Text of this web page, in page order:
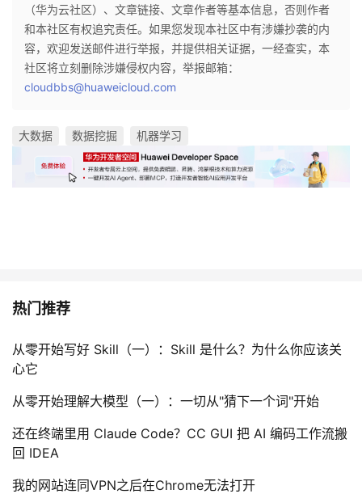
（华为云社区）、文章链接、文章作者等基本信息，否则作者
和本社区有权追究责任。如果您发现本社区中有涉嫌抄袭的内
容，欢迎发送邮件进行举报，并提供相关证据，一经查实，本
社区将立刻删除涉嫌侵权内容，举报邮箱：
cloudbbs@huaweicloud.com
大数据 数据挖掘 机器学习
热门推荐
从零开始写好 Skill（一）：Skill 是什么？为什么你应该关
心它
从零开始理解大模型（一）：一切从"猜下一个词"开始
还在终端里用 Claude Code？CC GUI 把 AI 编码工作流搬
回 IDEA
我的网站连同VPN之后在Chrome无法打开